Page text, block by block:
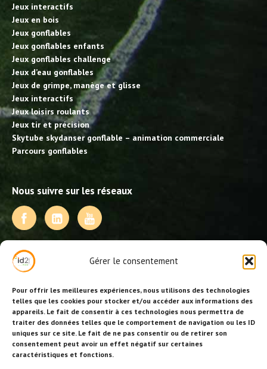
Gérer le consentement
Pour offrir les meilleures expériences, nous utilisons des technologies
telles que les cookies pour stocker et/ou accéder aux informations des
appareils. Le fait de consentir à ces technologies nous permettra de
traiter des données telles que le comportement de navigation ou les ID
uniques sur ce site. Le fait de ne pas consentir ou de retirer son
consentement peut avoir un effet négatif sur certaines
caractéristiques et fonctions.
Jeux interactifs
Jeux en bois
Jeux gonflables
Jeux gonflables enfants
Jeux gonflables challenge
Jeux d’eau gonflables
Jeux de grimpe, manège et glisse
Jeux interactifs
Jeux loisirs roulants
Jeux tir et précision
Skytube skydanser gonflable – animation commerciale
Parcours gonflables
Nous suivre sur les réseaux
NOS PRESTATIONS
Activités, jeux et animations BDE
Animations événementielles
Animations EVJF – EVJG
Animations hôtellerie
Animations anniversaires
Collectivités, centres de loisirs et jeunesse
Séminaires team building